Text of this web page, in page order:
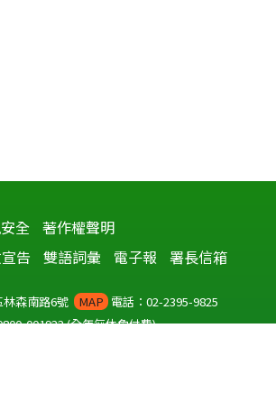
全 著作權聲明
告
雙語詞彙 電子報 署長信箱
林森南路6號 MAP 電話：02-2395-9825
001922(全年無休免付費)